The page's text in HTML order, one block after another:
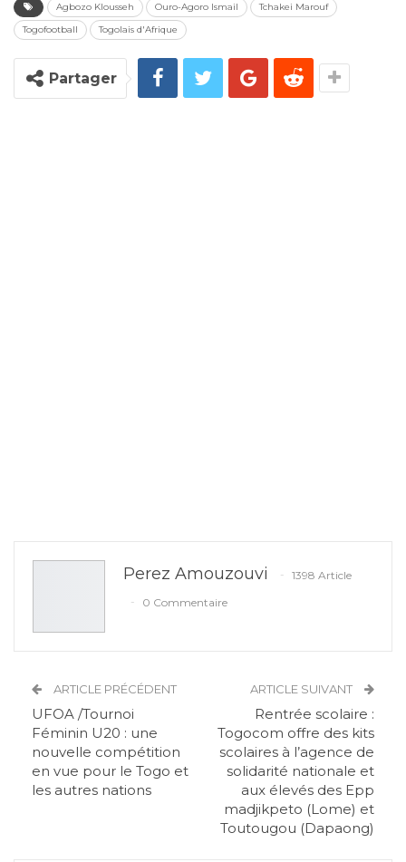
Agbozo Klousseh Ouro-Agoro Ismail
Tchakei Marouf
Togofootball
Togolais d'Afrique
Partager
Perez Amouzouvi
1398 Article
0 Commentaire
ARTICLE PRÉCÉDENT
UFOA /Tournoi
Féminin U20 : une
nouvelle compétition
en vue pour le Togo et
les autres nations
ARTICLE SUIVANT
Rentrée scolaire :
Togocom offre des kits
scolaires à l’agence de
solidarité nationale et
aux élevés des Epp
madjikpeto (Lome) et
Toutougou (Dapaong)